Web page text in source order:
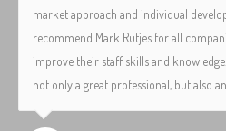
market approach and individual
recommend Mark Rutjes for all
improve their staff skills and
not only a great professional, but also